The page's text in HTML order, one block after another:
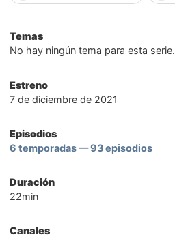
Temas
No hay ningún tema para esta serie.
Estreno
7 de diciembre de 2021
Episodios
6 temporadas — 93 episodios
Duración
22min
Canales